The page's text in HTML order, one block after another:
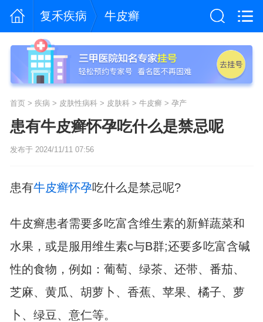
复禾疾病 牛皮癣
首页> 疾病 > 皮肤性病科> 皮肤科> 牛皮癣 > 孕产
患有牛皮癣怀孕吃什么是禁忌呢
发布于 2024/11/11 07:56
患有牛皮癣怀孕吃什么是禁忌呢?
牛皮癣患者需要多吃富含维生素的新鲜蔬菜和
水果，或是服用维生素c与B群;还要多吃富含碱
性的食物，例如：葡萄、绿茶、还带、番茄、
芝麻、黄瓜、胡萝卜、香蕉、苹果、橘子、萝
卜、绿豆、意仁等。